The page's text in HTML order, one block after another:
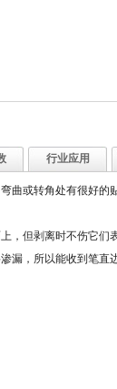
行业应用
曲或转角处有很好
，但剥离时不伤它们
漏，所以能收到笔直